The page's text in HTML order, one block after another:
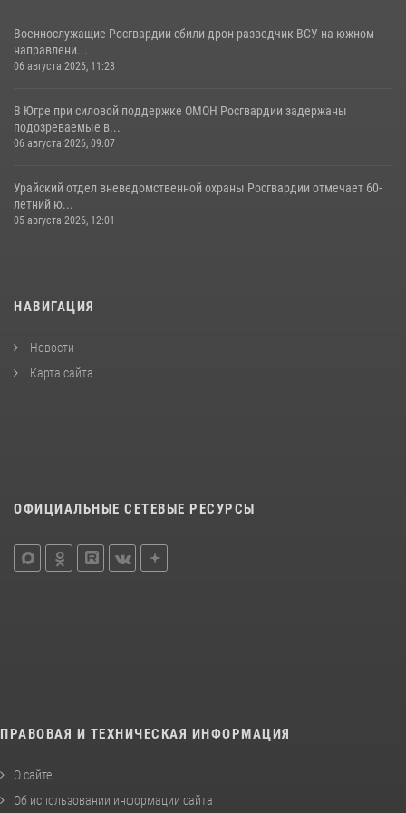
Военнослужащие Росгвардии сбили дрон-разведчик ВСУ на южном
направлени...
06 августа 2026, 11:28
В Югре при силовой поддержке ОМОН Росгвардии задержаны
подозреваемые в...
06 августа 2026, 09:07
Урайский отдел вневедомственной охраны Росгвардии отмечает 60-
летний ю...
05 августа 2026, 12:01
НАВИГАЦИЯ
Новости
Карта сайта
ОФИЦИАЛЬНЫЕ СЕТЕВЫЕ РЕСУРСЫ
ПРАВОВАЯ И ТЕХНИЧЕСКАЯ ИНФОРМАЦИЯ
О сайте
Об использовании информации сайта